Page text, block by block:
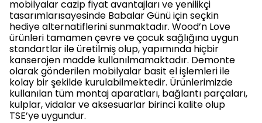
mobilyalar cazip fiyat avantajları ve yenilikçi
tasarımlarısayesinde Babalar Günü için seçkin
hediye alternatiflerini sunmaktadır. Wood’n Love
ürünleri tamamen çevre ve çocuk sağlığına uygun
standartlar ile üretilmiş olup, yapımında hiçbir
kanserojen madde kullanılmamaktadır. Demonte
olarak gönderilen mobilyalar basit el işlemleri ile
kolay bir şekilde kurulabilmektedir. Ürünlerimizde
kullanılan tüm montaj aparatları, bağlantı parçaları,
kulplar, vidalar ve aksesuarlar birinci kalite olup
TSE’ye uygundur.